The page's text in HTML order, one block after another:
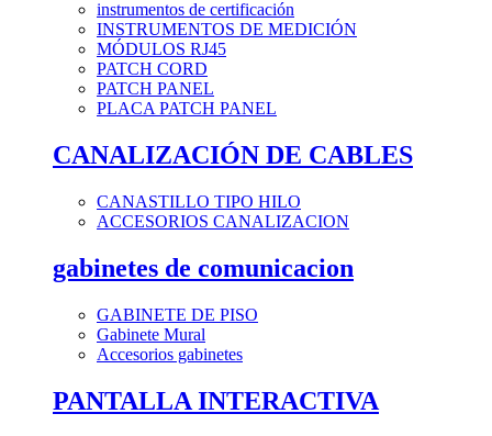
instrumentos de certificación
INSTRUMENTOS DE MEDICIÓN
MÓDULOS RJ45
PATCH CORD
PATCH PANEL
PLACA PATCH PANEL
CANALIZACIÓN DE CABLES
CANASTILLO TIPO HILO
ACCESORIOS CANALIZACION
gabinetes de comunicacion
GABINETE DE PISO
Gabinete Mural
Accesorios gabinetes
PANTALLA INTERACTIVA